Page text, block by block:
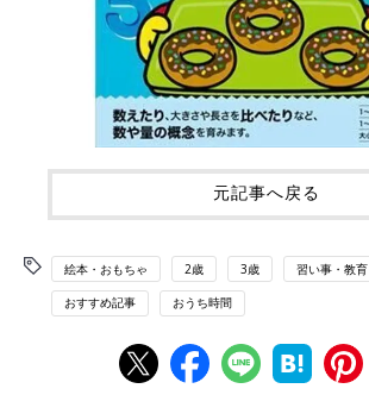
元記事へ戻る
絵本・おもちゃ 2歳 3歳 習い事・教育
おすすめ記事 おうち時間